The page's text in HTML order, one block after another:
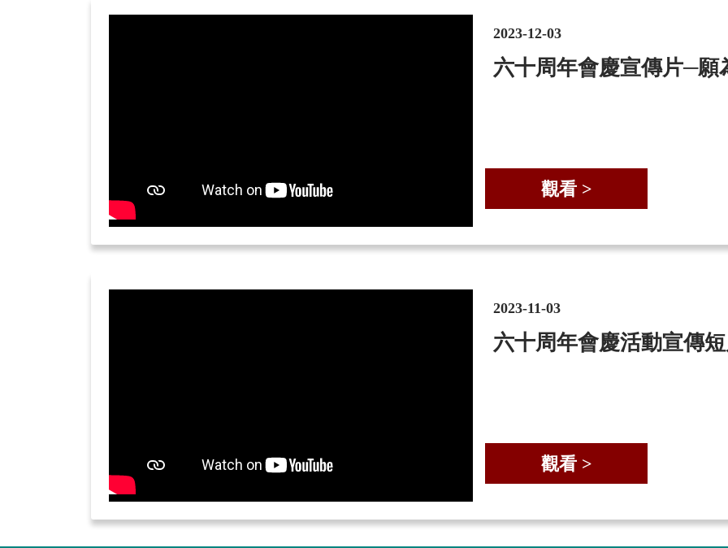
2023-12-03
六十周年會慶宣傳片─願
觀看 >
2023-11-03
六十周年會慶活動宣傳
觀看 >